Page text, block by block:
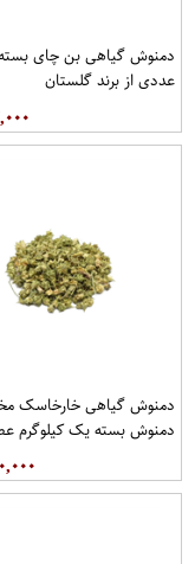
عددی از برند گلستان
دمنوش گیاهی خارخاسک
دمنوش بسته یک کیلوگرم